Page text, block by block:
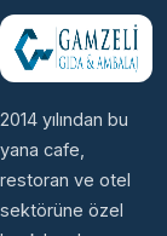
2014 yılından bu
yana cafe,
restoran ve otel
sektörüne özel